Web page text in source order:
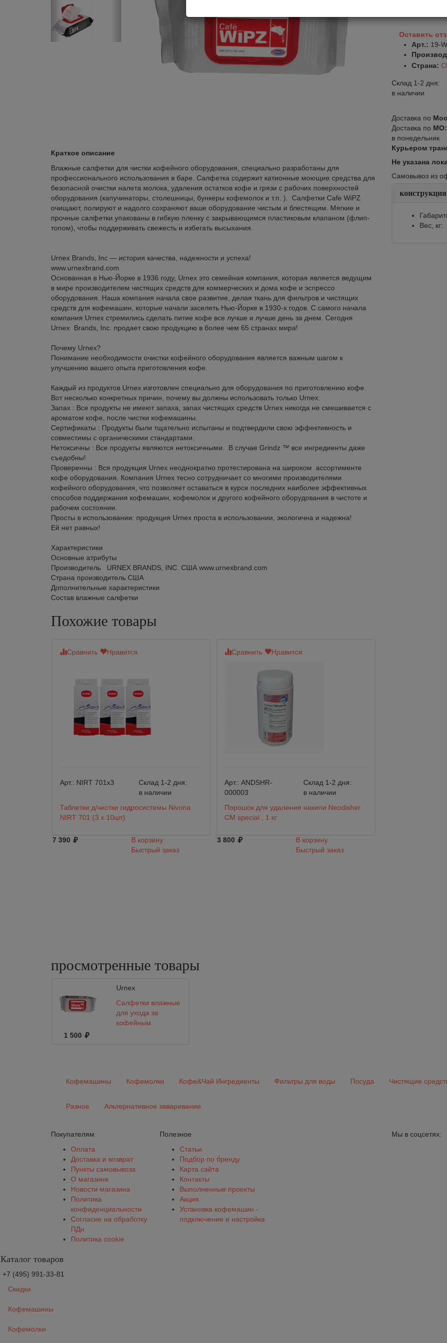
Краткое описание
Влажные салфетки для чистки кофейного оборудования, специально разработаны для
профессионального использования в баре. Салфетка содержит катионные моющие средства для
безопасной очистки налета молока, удаления остатков кофе и грязи с рабочих поверхностей
оборудования (капучинаторы, столешницы, бункеры кофемолок и т.п. ). Салфетки Cafe WiPZ
очищают, полируют и надолго сохраняют ваше оборудование чистым и блестящим. Мягкие и
прочные салфетки упакованы в гибкую пленку с закрывающимся пластиковым клапаном (флип-
топом), чтобы поддерживать свежесть и избегать высыхания.
Urnex Brands, Inc ― история качества, надежности и успеха!
www.urnexbrand.com
Основанная в Нью-Йорке в 1936 году, Urnex это семейная компания, которая является ведущим
в мире производителем чистящих средств для коммерческих и дома кофе и эспрессо
оборудования. Наша компания начала свое развитие, делая ткань для фильтров и чистящих
средств для кофемашин, которые начали заселять Нью-Йорке в 1930-х годов. С самого начала
компания Urnex стремились сделать питие кофе все лучше и лучше день за днем. Сегодня
Urnex Brands, Inc. продает свою продукцию в более чем 65 странах мира!
Почему Urnex?
Понимание необходимости очистки кофейного оборудования является важным шагом к
улучшению вашего опыта приготовления кофе.
Каждый из продуктов Urnex изготовлен специально для оборудования по приготовлению кофе.
Вот несколько конкретных причин, почему вы должны использовать только Urnex:
Запах : Все продукты не имеют запаха, запах чистящих средств Urnex никогда не смешивается с
ароматом кофе, после чистки кофемашины.
Сертификаты : Продукты были тщательно испытаны и подтвердили свою эффективность и
совместимы с органическими стандартами.
Нетоксичны : Все продукты являются нетоксичными. В случае Grindz ™ все ингредиенты даже
съедобны!
Проверенны : Вся продукция Urnex неоднократно протестирована на широком ассортименте
кофе оборудования. Компания Urnex тесно сотрудничает со многими производителями
кофейного оборудования, что позволяет оставаться в курсе последних наиболее эффективных
способов поддержания кофемашин, кофемолок и другого кофейного оборудования в чистоте и
рабочем состоянии.
Просты в использовании: продукция Urnex проста в использовании, экологична и надежна!
Ей нет равных!
Характеристики
Основные атрибуты
Производитель URNEX BRANDS, INC. США www.urnexbrand.com
Страна производитель США
Дополнительные характеристики
Состав влажные салфетки
Похожие товары
Сравнить Нравится
Арт.: NIRT 701х3
Склад 1-2 дня:
в наличии
Таблетки д/чистки гидросистемы Nivona
NIRT 701 (3 х 10шт)
7 390
В корзину
Быстрый заказ
Сравнить Нравится
Арт.: ANDSHR-
000003
Склад 1-2 дня:
в наличии
Порошок для удаления накипи Neodisher
СM special , 1 кг
3 800
В корзину
Быстрый заказ
Оставить
Арт.: 19-
Страна:
Склад 1-2 дня:
в наличии
Доставка по
Доставка по
в понедельник
Курьером
Не указана
Самовывоз из
конструкция
Вес, кг:
просмотренные товары
Urnex
Салфетки влажные
для ухода за
кофейным
1 500
Кофемашины Кофемолки Кофе&Чай Ингредиенты Фильтры для воды Посуда Чистящие
Разное Альтернативное заваривание
Покупателям
Оплата
Доставка и возврат
Пункты самовывоза
О магазине
Новости магазина
Политика
конфиденциальности
Согласие на обработку
ПДн
Политика cookie
Полезное
Статьи
Подбор по бренду
Карта сайта
Контакты
Выполненные проекты
Акция
Установка кофемашин -
подключение и настройка
Мы в соцсетях:
Каталог товаров
+7 (495) 991-33-81
Скидки
Кофемашины
Кофемолки